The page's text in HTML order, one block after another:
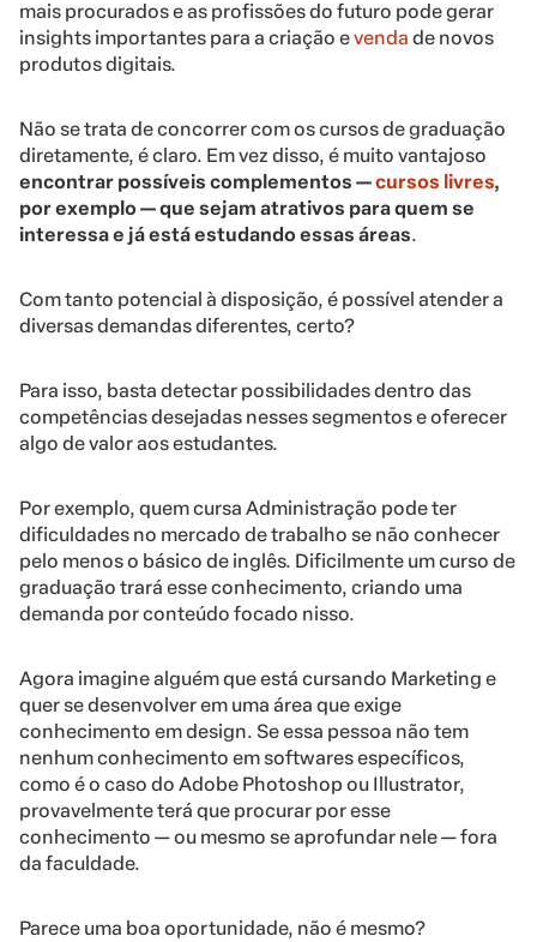
mais procurados e as profissões do futuro pode gerar
insights importantes para a criação evenda de novos
produtos digitais.
Não se trata de concorrer com os cursos de graduação
diretamente, é claro. Em vez disso, é muito vantajoso
encontrar possíveis complementos —cursos livres,
por exemplo —que sejam atrativos para quem se
interessa e já está estudando essas áreas.
Com tanto potencial à disposição, é possível atender a
diversas demandas diferentes, certo?
Para isso, basta detectar possibilidades dentro das
competências desejadas nesses segmentos e oferecer
algo de valor aos estudantes.
Por exemplo, quem cursa Administração pode ter
dificuldades no mercado de trabalho se não conhecer
pelo menos o básico de inglês. Dificilmente um curso de
graduação trará esse conhecimento, criando uma
demanda por conteúdo focado nisso.
Agora imagine alguém que está cursando Marketing e
quer se desenvolver em uma área que exige
conhecimento em design. Se essa pessoa não tem
nenhum conhecimento em softwares específicos,
como é o caso do Adobe Photoshop ou Illustrator,
provavelmente terá que procurar por esse
conhecimento — ou mesmo se aprofundar nele — fora
da faculdade.
Parece uma boa oportunidade, não é mesmo?